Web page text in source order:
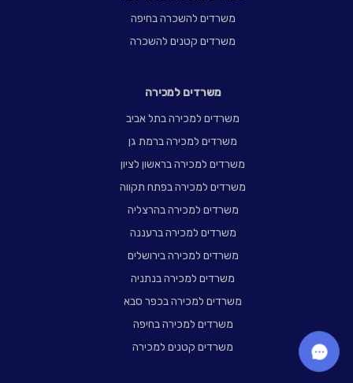
משרדים להשכרה בחיפה
משרדים קטנים להשכרה
משרדים למכירה
משרדים למכירה בתל אביב
משרדים למכירה ברמת גן
משרדים למכירה בראשון לציון
משרדים למכירה בפתח תקווה
משרדים למכירה בהרצליה
משרדים למכירה ברעננה
משרדים למכירה בירושלים
משרדים למכירה בנתניה
משרדים למכירה בכפר סבא
משרדים למכירה בחיפה
משרדים קטנים למכירה